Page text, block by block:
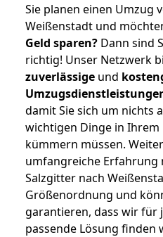
Sie planen einen Umzug
Weißenstadt und
Geld sparen? Dann sind
richtig! Unser Netzwerk
zuverlässige und
damit Sie sich um nichts
wichtigen Dinge in Ihrem
kümmern müssen.
umfangreiche Erfahrung
Salzgitter nach
Größenordnung und
garantieren, dass wir für
passende Lösung finden